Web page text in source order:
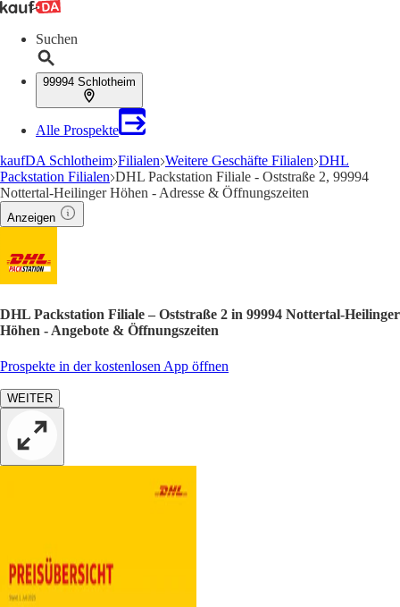
Suchen
99994 Schlotheim
Alle Prospekte
kaufDA Schlotheim Filialen Weitere Geschäfte Filialen DHL
Packstation Filialen DHL Packstation Filiale - Oststraße 2, 99994
Nottertal-Heilinger Höhen - Adresse & Öffnungszeiten
Anzeigen
DHL Packstation Filiale – Oststraße 2 in 99994 Nottertal-Heilinger
Höhen - Angebote & Öffnungszeiten
Prospekte in der kostenlosen App öffnen
WEITER